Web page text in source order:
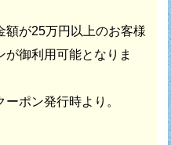
額が25万円以上のお客様
御利用可能となりま
ポン発行時より。